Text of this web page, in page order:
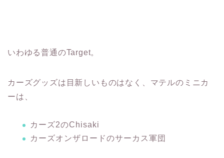
いわゆる普通のTarget。
カーズグッズは目新しいものはなく、マテルのミニカ
ーは、
カーズ2のChisaki
カーズオンザロードのサーカス軍団